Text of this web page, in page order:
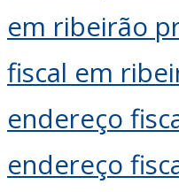
em ribeirão
fiscal em
endereço
endereço